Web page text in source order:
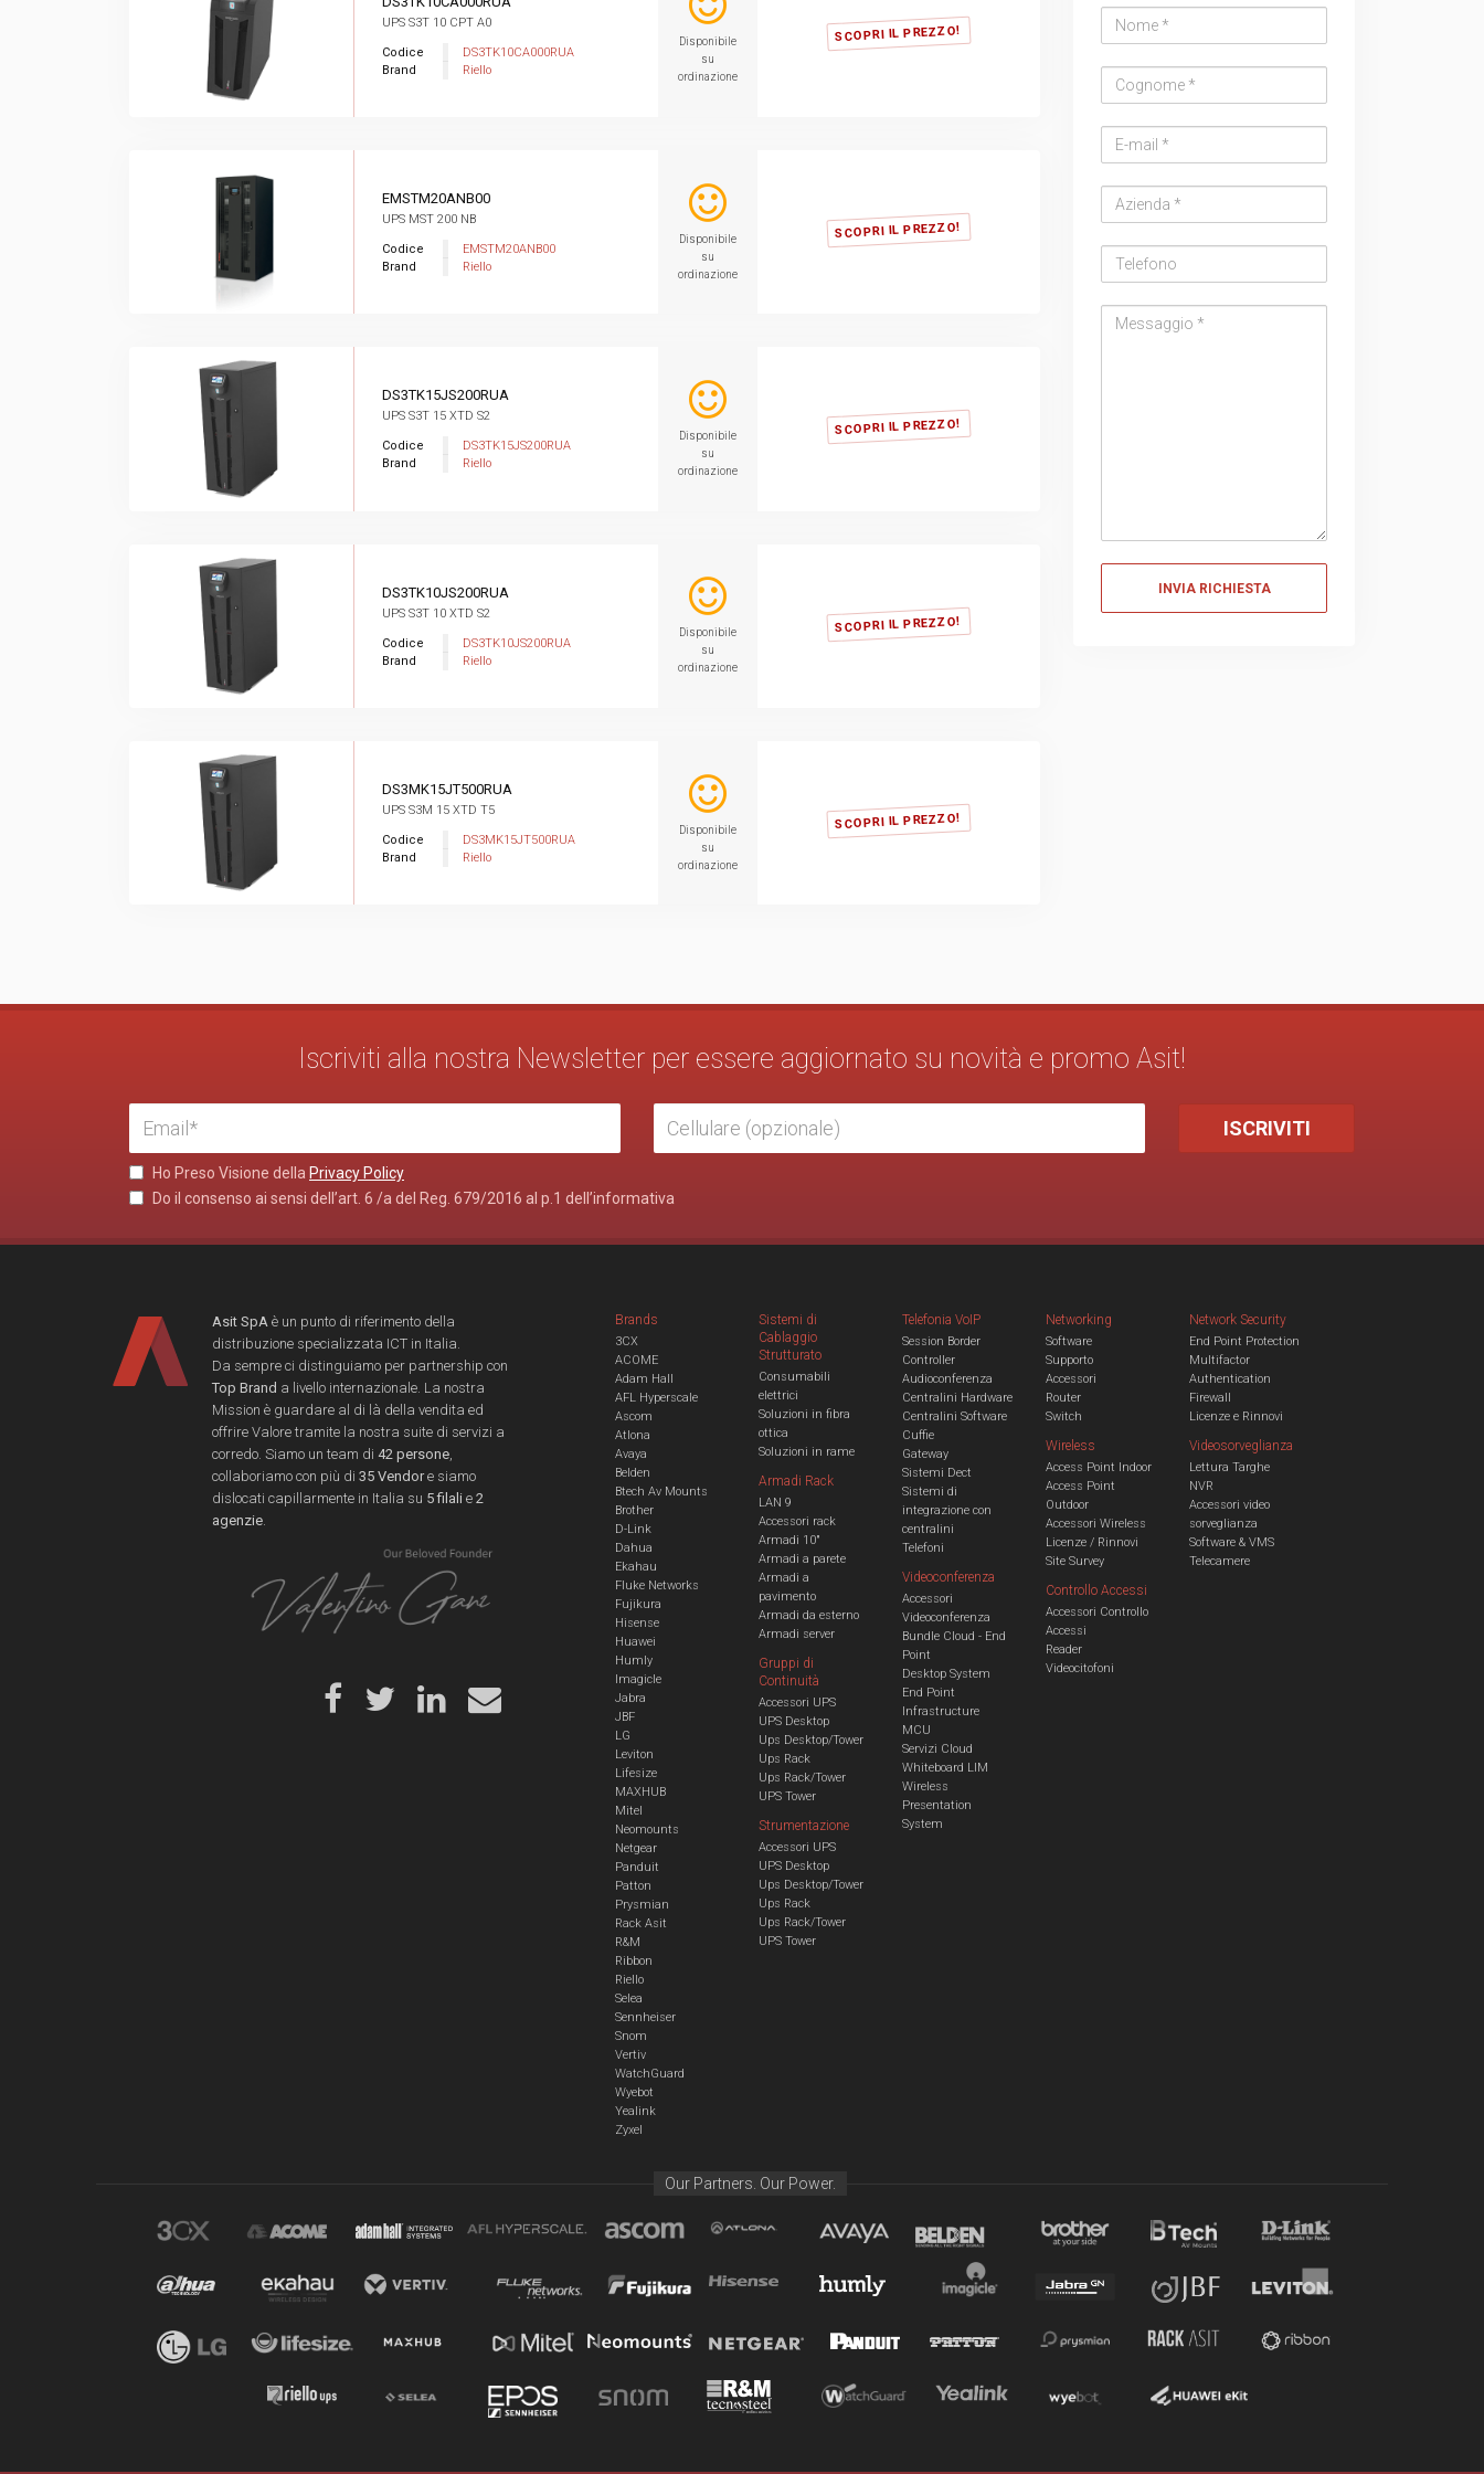
SCOPRI IL PREZZO!
UPS S3T 10 CPT A0
Codice
DS3TK10CA000RUA
Brand
Riello
Disponibile
su
ordinazione
SCOPRI IL PREZZO!
EMSTM20ANB00
UPS MST 200 NB
Codice
EMSTM20ANB00
Brand
Riello
Disponibile
su
ordinazione
SCOPRI IL PREZZO!
DS3TK15JS200RUA
UPS S3T 15 XTD S2
Codice
DS3TK15JS200RUA
Brand
Riello
Disponibile
su
ordinazione
SCOPRI IL PREZZO!
DS3TK10JS200RUA
UPS S3T 10 XTD S2
Codice
DS3TK10JS200RUA
Brand
Riello
Disponibile
su
ordinazione
SCOPRI IL PREZZO!
DS3MK15JT500RUA
UPS S3M 15 XTD T5
Codice
DS3MK15JT500RUA
Brand
Riello
Disponibile
su
ordinazione
Iscriviti alla nostra Newsletter per essere aggiornato su novità e promo Asit!
Ho Preso Visione della Privacy Policy
Do il consenso ai sensi dell’art. 6 /a del Reg. 679/2016 al p.1 dell’informativa
Asit SpA è un punto di riferimento della
distribuzione specializzata ICT in Italia.
Da sempre ci distinguiamo per partnership con
Top Brand a livello internazionale. La nostra
Mission è guardare al di là della vendita ed
offrire Valore tramite la nostra suite di servizi a
corredo. Siamo un team di 42 persone,
collaboriamo con più di 35 Vendore siamo
dislocati capillarmente in Italia su 5 filali e 2
agenzie.
Brands
3CX
ACOME
Adam Hall
AFL Hyperscale
Ascom
Atlona
Avaya
Belden
Btech Av Mounts
Brother
D-Link
Dahua
Ekahau
Fluke Networks
Fujikura
Hisense
Huawei
Humly
Imagicle
Jabra
JBF
LG
Leviton
Lifesize
MAXHUB
Mitel
Neomounts
Netgear
Panduit
Patton
Prysmian
Rack Asit
R&M
Ribbon
Riello
Selea
Sennheiser
Snom
Vertiv
WatchGuard
Wyebot
Yealink
Zyxel
Sistemi di
Cablaggio
Strutturato
Consumabili
elettrici
Soluzioni in fibra
ottica
Soluzioni in rame
Armadi Rack
LAN 9
Accessori rack
Armadi 10"
Armadi a parete
Armadi a
pavimento
Armadi da esterno
Armadi server
Gruppi di
Continuità
Accessori UPS
UPS Desktop
Ups Desktop/Tower
Ups Rack
Ups Rack/Tower
UPS Tower
Strumentazione
Accessori UPS
UPS Desktop
Ups Desktop/Tower
Ups Rack
Ups Rack/Tower
UPS Tower
Telefonia VoIP
Session Border
Controller
Audioconferenza
Centralini Hardware
Centralini Software
Cuffie
Gateway
Sistemi Dect
Sistemi di
integrazione con
centralini
Telefoni
Videoconferenza
Accessori
Videoconferenza
Bundle Cloud - End
Point
Desktop System
End Point
Infrastructure
MCU
Servizi Cloud
Whiteboard LIM
Wireless
Presentation
System
Networking
Software
Supporto
Accessori
Router
Switch
Wireless
Access Point Indoor
Access Point
Outdoor
Accessori Wireless
Licenze / Rinnovi
Site Survey
Network Security
End Point Protection
Multifactor
Authentication
Firewall
Licenze e Rinnovi
Videosorveglianza
Lettura Targhe
NVR
Accessori video
sorveglianza
Software & VMS
Telecamere
Controllo Accessi
Accessori Controllo
Accessi
Reader
Videocitofoni